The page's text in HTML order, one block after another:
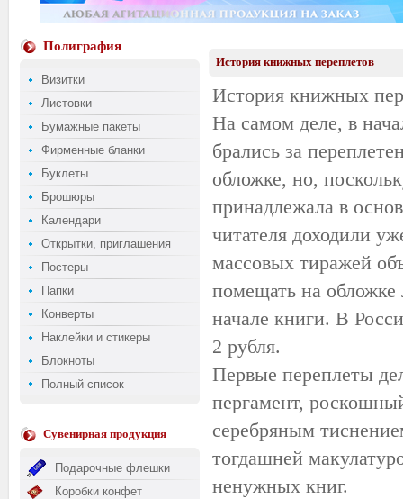
Полиграфия
Визитки
Листовки
Бумажные пакеты
Фирменные бланки
Буклеты
Брошюры
Календари
Открытки, приглашения
Постеры
Папки
Конверты
Наклейки и стикеры
Блокноты
Полный список
Сувенирная продукция
Подарочные флешки
Коробки конфет
История книжных переплетов
История книжных
На самом деле, в
брались за
обложке, но,
принадлежала в
читателя доходили
массовых тиражей
помещать на обложке
начале книги. В
2 рубля.
Первые переплеты
пергамент,
серебряным
тогдашней
ненужных книг.